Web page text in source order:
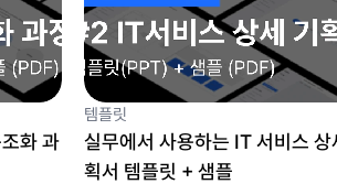
화 과
템플릿
실무에서 사용하는 IT 서비스 상
획서 템플릿 + 샘플